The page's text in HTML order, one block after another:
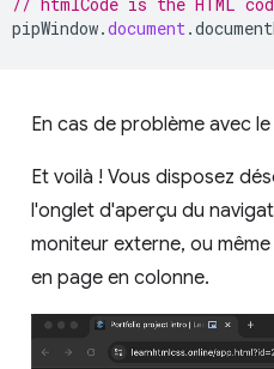
pipWindow.document .
En cas de problème avec
Et voilà ! Vous disposez
l'onglet d'aperçu du
moniteur externe, ou
en page en colonne.